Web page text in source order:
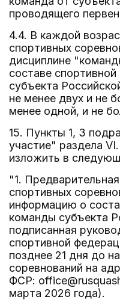
проводящего
4.4. В каждой
спортивных
дисциплине
составе
субъекта
не менее двух и не
менее одной, и не
15. Пункты 1, 3
участие" раздела
изложить в
"1.
спортивных
информацию о
команды субъекта
подписанная
спортивной
позднее 21 дня до
соревнований на
ФСР:
марта 2026 года).